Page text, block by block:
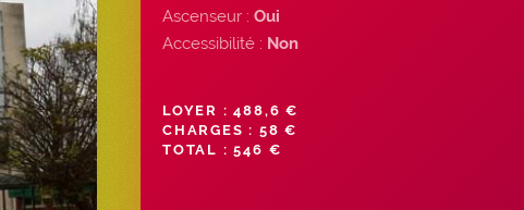
Ascenseur : Oui
Accessibilité : Non
LOYER : 488,6 €
CHARGES : 58 €
TOTAL : 546 €